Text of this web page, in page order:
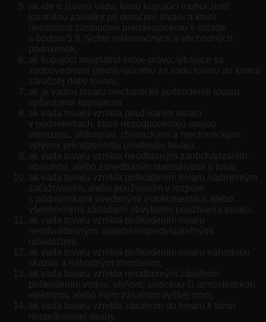
ak ide o zjavnú vadu, ktorú kupujúci mohol zistiť
kontrolou zásielky pri doručení tovaru a ktorú
neoznámil zástupcovi predávajúcemu v súlade
s bodom 5.8. týchto reklamačných a obchodných
podmienok,
ak kupujúci neuplatnil svoje právo, týkajúce sa
zodpovednosti predávajúceho za vadu tovaru do konca
záručnej doby tovaru,
ak je vadou tovaru mechanické poškodenie tovaru
spôsobené kupujúcim,
ak vada tovaru vznikla používaním tovaru
v podmienkach, ktoré nezodpovedajú svojou
intenzitou, vlhkosťou, chemickými a mechanickými
vplyvmi prirodzenému prostrediu tovaru,
ak vada tovaru vznikla neodborným zaobchádzaním,
obsluhou, alebo zanedbaním starostlivosti o tovar,
ak vada tovaru vznikla poškodením tovaru nadmerným
zaťažovaním, alebo používaním v rozpore
s podmienkami uvedenými v dokumentácii alebo
všeobecnými zásadami obvyklého používania tovaru,
ak vada tovaru vznikla poškodením tovaru
neodvrátiteľnými a/alebo nepredvídateľnými
udalosťami,
ak vada tovaru vznikla poškodením tovaru náhodnou
skazou a náhodným zhoršením,
ak vada tovaru vznikla neodborným zásahom,
poškodením vodou, ohňom, statickou či atmosférickou
elektrinou alebo iným zásahom vyššej moci,
ak vada tovaru vznikla zásahom do tovaru k tomu
neoprávnenej osoby.